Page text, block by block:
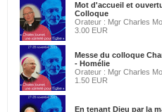
Mot d'accueil et
Colloque
Orateur : Mgr Charles
3.00 EUR
Messe du colloque
- Homélie
Orateur : Mgr Charles
1.50 EUR
En tenant Dieu par la